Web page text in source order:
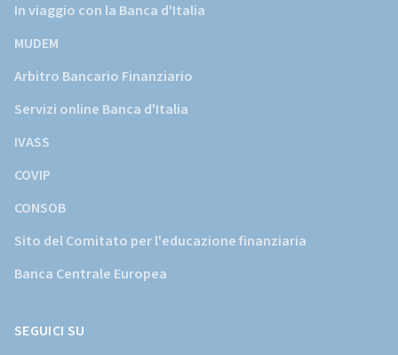
In viaggio con la Banca d'Italia
MUDEM
Arbitro Bancario Finanziario
Servizi online Banca d'Italia
IVASS
COVIP
CONSOB
Sito del Comitato per l'educazione finanziaria
Banca Centrale Europea
SEGUICI SU